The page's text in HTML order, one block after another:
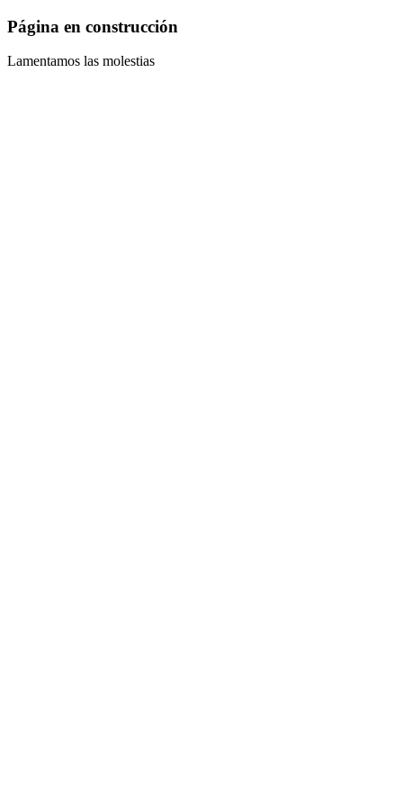
Página en construcción
Lamentamos las molestias